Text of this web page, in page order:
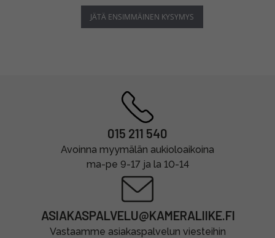
JÄTÄ ENSIMMÄINEN KYSYMYS
015 211 540
Avoinna myymälän aukioloaikoina
ma-pe 9-17 ja la 10-14
ASIAKASPALVELU@KAMERALIIKE.FI
Vastaamme asiakaspalvelun viesteihin